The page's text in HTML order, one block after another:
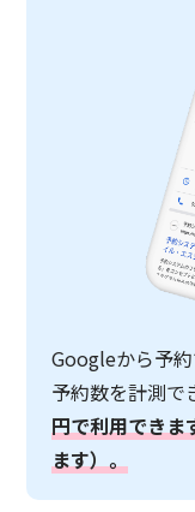
Googleから予
予約数を計測で
円で利用できま
ます）。